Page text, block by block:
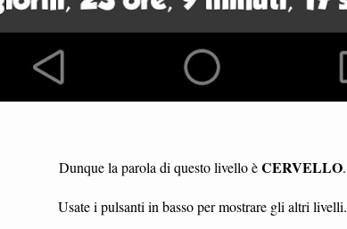
Dunque la parola di questo livello èCERVELLO.
Usate i pulsanti in basso per mostrare gli altri livelli.